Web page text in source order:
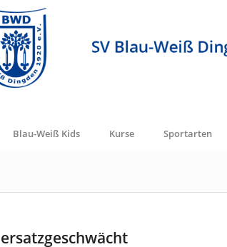
Blau-Weiß Kids Kurse Sportarten